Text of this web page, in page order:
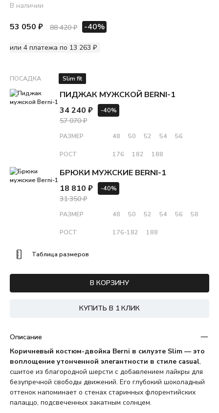
В наличии
53 050 ₽ 88 420 ₽ -40%
или 4 платежа по 13 263 ₽
ПОСАДКА Slim fit
ПИДЖАК МУЖСКОЙ BERNI-1
34 240 ₽
57 070 ₽
-40%
РАЗМЕР 48 50 52 54 56
РОСТ 176 182 188
БРЮКИ МУЖСКИЕ BERNI-1
18 810 ₽
31 350 ₽
-40%
РАЗМЕР 48 50 52 54 56 58
РОСТ 176-182 188
Таблица размеров
В КОРЗИНУ
КУПИТЬ В 1 КЛИК
Описание
Коричневый костюм-двойка Berni в силуэте Slim — это
воплощение утонченной элегантности в стиле casual,
сшитое из благородной шерсти с добавлением лайкры для
безупречной свободы движений. Его глубокий шоколадный
оттенок напоминает о стенах старинных флорентийских
палаццо, подсвеченных закатным солнцем.